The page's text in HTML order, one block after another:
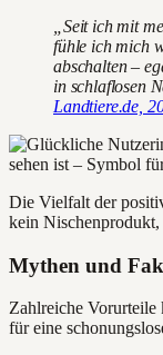
„Seit ich mit
fühle ich mich
abschalten –
in schlaflosen
Landtiere.de,
Die Vielfalt der
kein
Mythen und
Zahlreiche Vorurteile
für eine